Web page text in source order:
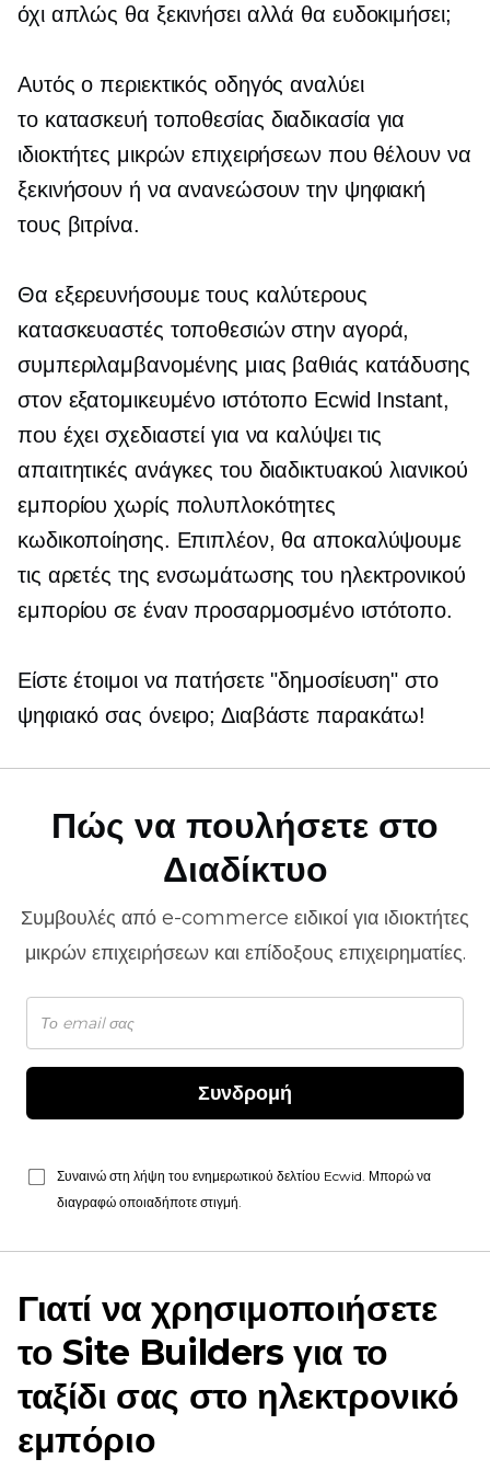
όχι απλώς θα ξεκινήσει αλλά θα ευδοκιμήσει;
Αυτός ο περιεκτικός οδηγός αναλύει
το κατασκευή τοποθεσίας διαδικασία για
ιδιοκτήτες μικρών επιχειρήσεων που θέλουν να
ξεκινήσουν ή να ανανεώσουν την ψηφιακή
τους βιτρίνα.
Θα εξερευνήσουμε τους καλύτερους
κατασκευαστές τοποθεσιών στην αγορά,
συμπεριλαμβανομένης μιας βαθιάς κατάδυσης
στον εξατομικευμένο ιστότοπο Ecwid Instant,
που έχει σχεδιαστεί για να καλύψει τις
απαιτητικές ανάγκες του διαδικτυακού λιανικού
εμπορίου χωρίς πολυπλοκότητες
κωδικοποίησης. Επιπλέον, θα αποκαλύψουμε
τις αρετές της ενσωμάτωσης του ηλεκτρονικού
εμπορίου σε έναν προσαρμοσμένο ιστότοπο.
Είστε έτοιμοι να πατήσετε "δημοσίευση" στο
ψηφιακό σας όνειρο; Διαβάστε παρακάτω!
Πώς να πουλήσετε στο
Διαδίκτυο
Συμβουλές από e-commerce ειδικοί για ιδιοκτήτες
μικρών επιχειρήσεων και επίδοξους επιχειρηματίες.
Συνδρομή
Συναινώ στη λήψη του ενημερωτικού δελτίου Ecwid. Μπορώ να
διαγραφώ οποιαδήποτε στιγμή.
Γιατί να χρησιμοποιήσετε
το Site Builders για το
ταξίδι σας στο ηλεκτρονικό
εμπόριο